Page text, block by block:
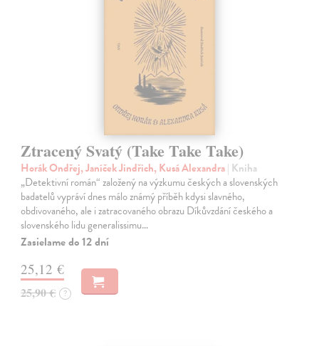
Ztracený Svatý (Take Take Take)
Horák Ondřej, Janíček Jindřich, Kusá Alexandra| Kniha
„Detektivní román“ založený na výzkumu českých a slovenských
badatelů vypráví dnes málo známý příběh kdysi slavného,
obdivovaného, ale i zatracovaného obrazu Díkůvzdání českého a
slovenského lidu generalissimu…
Zasielame do 12 dní
25,12 €
25,90 € ?